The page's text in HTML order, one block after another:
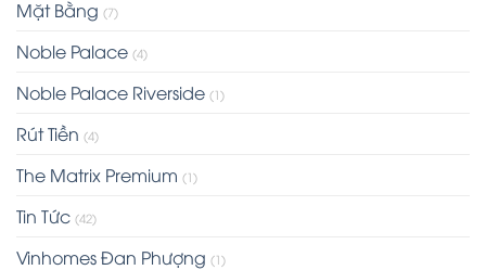
Mặt Bằng (7)
Noble Palace (4)
Noble Palace Riverside (1)
Rút Tiền (4)
The Matrix Premium (1)
Tin Tức (42)
Vinhomes Đan Phượng (1)